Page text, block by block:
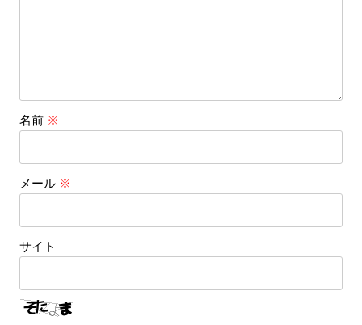
名前 ※
メール ※
サイト